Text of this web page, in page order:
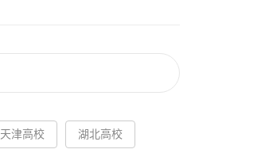
天津高校 湖北高校